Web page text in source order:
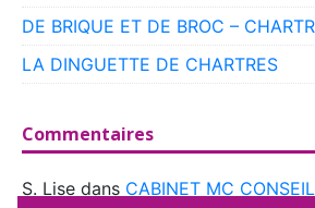
DE BRIQUE ET DE BROC –
LA DINGUETTE DE CHARTRES
Commentaires
S. Lise dans CABINET MC CONSEIL